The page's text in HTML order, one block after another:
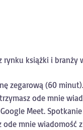
rynku książki i branży
zegarową (60 minut).
ode mnie
Meet.
mnie wiadomość